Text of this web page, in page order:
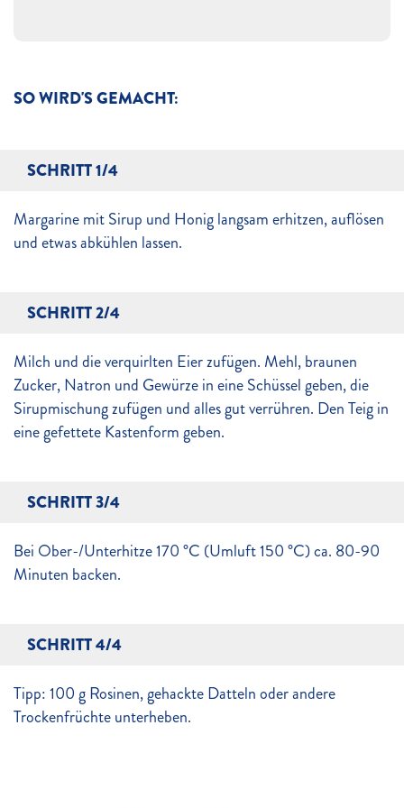
SO WIRD'S GEMACHT:
SCHRITT 1/4
Margarine mit Sirup und Honig langsam erhitzen, auflösen
und etwas abkühlen lassen.
SCHRITT 2/4
Milch und die verquirlten Eier zufügen. Mehl, braunen
Zucker, Natron und Gewürze in eine Schüssel geben, die
Sirupmischung zufügen und alles gut verrühren. Den Teig in
eine gefettete Kastenform geben.
SCHRITT 3/4
Bei Ober-/Unterhitze 170 °C (Umluft 150 °C) ca. 80-90
Minuten backen.
SCHRITT 4/4
Tipp: 100 g Rosinen, gehackte Datteln oder andere
Trockenfrüchte unterheben.